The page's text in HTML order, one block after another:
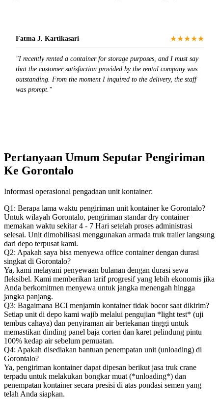
Fatma J. Kartikasari ★★★★★
"I recently rented a container for storage purposes, and I must say
that the customer satisfaction provided by the rental company was
outstanding. From the moment I inquired to the delivery, the staff
was prompt."
Pertanyaan Umum Seputar Pengiriman
Ke Gorontalo
Informasi operasional pengadaan unit kontainer:
Q1: Berapa lama waktu pengiriman unit kontainer ke Gorontalo?
Untuk wilayah Gorontalo, pengiriman standar dry container
memakan waktu sekitar 4 - 7 Hari setelah proses administrasi
selesai. Unit dimobilisasi menggunakan armada truk trailer langsung
dari depo terpusat kami.
Q2: Apakah saya bisa menyewa office container dengan durasi
singkat di Gorontalo?
Ya, kami melayani penyewaan bulanan dengan durasi sewa
fleksibel. Kami memberikan tarif progresif yang lebih ekonomis jika
Anda berkomitmen menyewa untuk jangka menengah hingga
jangka panjang.
Q3: Bagaimana BCI menjamin kontainer tidak bocor saat dikirim?
Setiap unit di depo kami wajib melalui pengujian *light test* (uji
tembus cahaya) dan penyiraman air bertekanan tinggi untuk
memastikan dinding panel baja corten dan karet pelindung pintu
100% kedap air sebelum pemuatan.
Q4: Apakah disediakan bantuan penempatan unit (unloading) di
Gorontalo?
Ya, pengiriman kontainer dapat dipesan berikut jasa truk crane
terpadu untuk melakukan bongkar muat (*unloading*) dan
penempatan kontainer secara presisi di atas pondasi semen yang
telah Anda siapkan.